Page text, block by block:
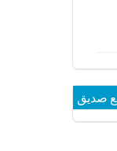
صديق